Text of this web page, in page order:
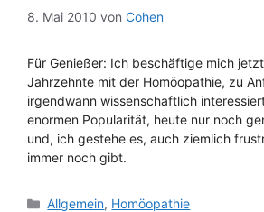
8. Mai 2010 von Cohen
Für Genießer: Ich beschäftige mich
Jahrzehnte mit der Homöopathie, zu
irgendwann wissenschaftlich
enormen Popularität, heute nur noch
und, ich gestehe es, auch ziemlich
immer noch gibt.
Kategorien
Allgemein, Homöopathie